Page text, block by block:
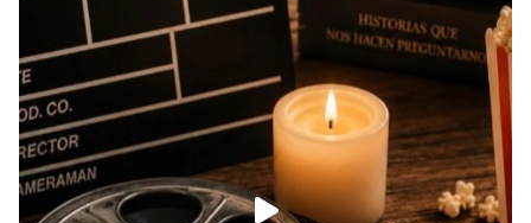
View on Facebook Share
Arquebisbat de Barcelonais at Catedral
de Barcelona.
1 week ago
Aquest dilluns, 27 de juliol, ha tingut lloc la
missa d’acció de gràcies en agraïment al